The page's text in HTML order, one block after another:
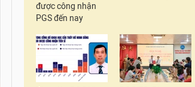
được công nhận
PGS đến nay